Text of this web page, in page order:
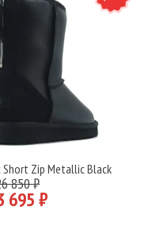
Short Zip Metallic Black
850 ₽
695 ₽